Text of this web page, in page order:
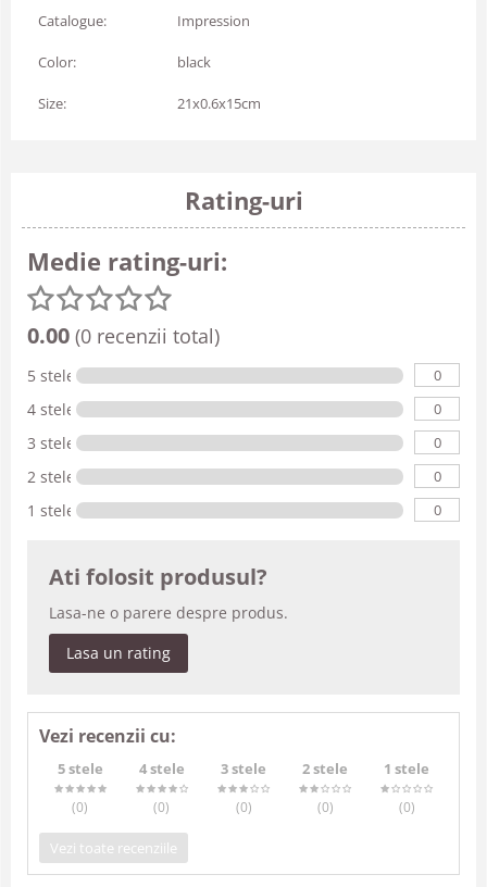
Catalogue: Impression
Color: black
Size: 21x0.6x15cm
Rating-uri
Medie rating-uri:
0.00 (0 recenzii total)
5 stele 0
4 stele 0
3 stele 0
2 stele 0
1 stele 0
Ati folosit produsul?
Lasa-ne o parere despre produs.
Lasa un rating
Vezi recenzii cu:
5 stele
(0)
4 stele
(0)
3 stele
(0)
2 stele
(0)
1 stele
(0)
Vezi toate recenziile